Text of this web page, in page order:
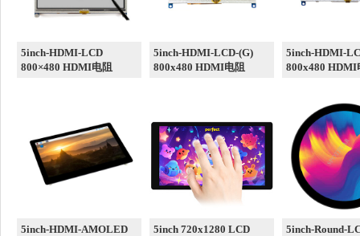
5inch-HDMI-LCD
800×480 HDMI电阻
5inch-HDMI-LCD-(G)
800x480 HDMI电阻
5inch-HDMI-
800x480 HDMI
5inch-HDMI-AMOLED
5inch 720x1280 LCD
5inch-Round-